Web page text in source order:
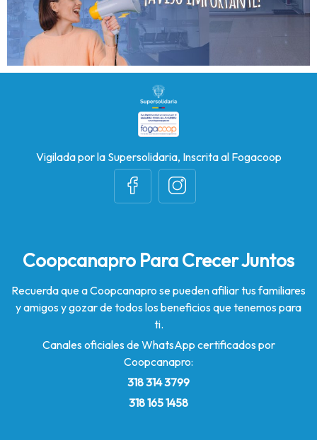
Vigilada por la Supersolidaria, Inscrita al Fogacoop
Coopcanapro Para Crecer Juntos
Recuerda que a Coopcanapro se pueden afiliar tus familiares
y amigos y gozar de todos los beneficios que tenemos para
ti.
Canales oficiales de WhatsApp certificados por
Coopcanapro:
318 314 3799
318 165 1458